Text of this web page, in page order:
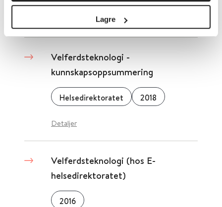
Lagre
Velferdsteknologi -
kunnskapsoppsummering
Helsedirektoratet 2018
Detaljer
Velferdsteknologi (hos E-
helsedirektoratet)
2016